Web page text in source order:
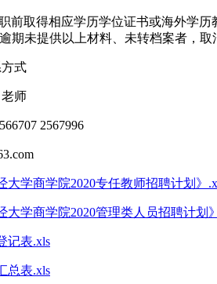
取得相应学历学位证书或海外学历
期未提供以上材料、未转档案者，取
式
师
2567996
大学商学院2020专任教师招聘计划》
大学商学院2020管理类人员招聘计划
记表.xls
总表.xls